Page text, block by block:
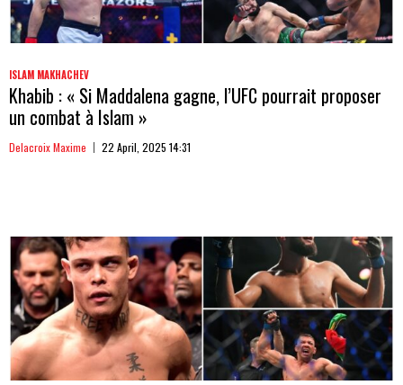
ISLAM MAKHACHEV
Khabib : « Si Maddalena gagne, l’UFC pourrait proposer
un combat à Islam »
Delacroix Maxime 22 April, 2025 14:31